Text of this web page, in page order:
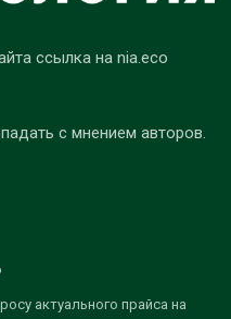
ссылка на nia.eco
с мнением авторов.
актуального прайса на